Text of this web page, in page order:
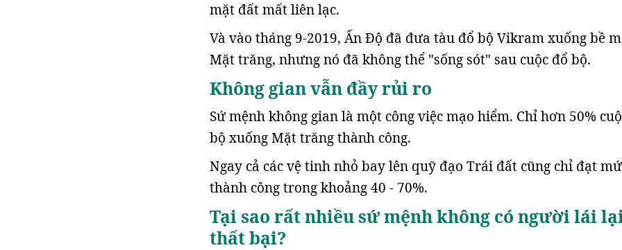
mặt đất mất liên lạc.
Và vào tháng 9-2019, Ấn Độ đã đưa tàu đổ bộ Vikram xuống bề
Mặt trăng, nhưng nó đã không thể "sống sót" sau cuộc đổ bộ.
Không gian vẫn đầy rủi ro
Sứ mệnh không gian là một công việc mạo hiểm. Chỉ hơn 50%
bộ xuống Mặt trăng thành công.
Ngay cả các vệ tinh nhỏ bay lên quỹ đạo Trái đất cũng chỉ đạt
thành công trong khoảng 40 - 70%.
Tại sao rất nhiều sứ mệnh không có người lái
thất bại?